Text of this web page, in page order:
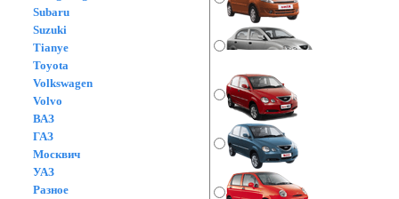
Subaru
Suzuki
Tianye
Toyota
Volkswagen
Volvo
ВАЗ
ГАЗ
Москвич
УАЗ
Разное